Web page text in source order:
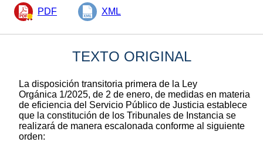
PDF XML
TEXTO ORIGINAL
La disposición transitoria primera de la Ley
Orgánica 1/2025, de 2 de enero, de medidas en materia
de eficiencia del Servicio Público de Justicia establece
que la constitución de los Tribunales de Instancia se
realizará de manera escalonada conforme al siguiente
orden: